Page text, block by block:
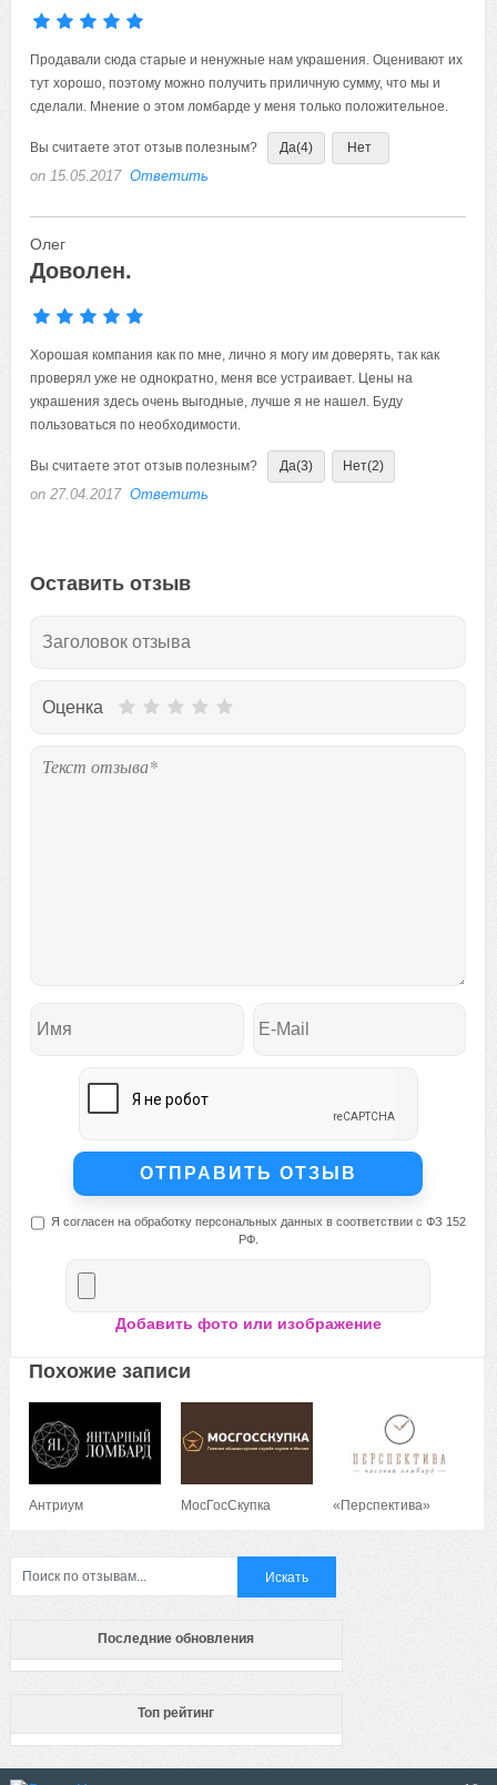
Продавали сюда старые и ненужные нам украшения. Оценивают их
тут хорошо, поэтому можно получить приличную сумму, что мы и
сделали. Мнение о этом ломбарде у меня только положительное.
Вы считаете этот отзыв полезным? Да(4) Нет
on 15.05.2017 Ответить
Олег
Доволен.
Хорошая компания как по мне, лично я могу им доверять, так как
проверял уже не однократно, меня все устраивает. Цены на
украшения здесь очень выгодные, лучше я не нашел. Буду
пользоваться по необходимости.
Вы считаете этот отзыв полезным? Да(3) Нет(2)
on 27.04.2017 Ответить
Оставить отзыв
Оценка
Я согласен на обработку персональных данных в соответствии с ФЗ 152
РФ.
Добавить фото или изображение
Похожие записи
Антриум МосГосСкупка «Перспектива»
Последние обновления
Топ рейтинг